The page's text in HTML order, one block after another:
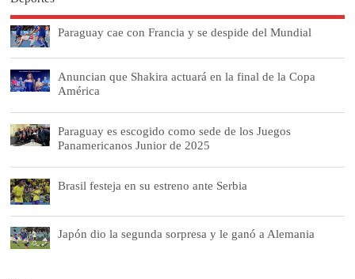
Paraguay cae con Francia y se despide del Mundial
Anuncian que Shakira actuará en la final de la Copa
América
Paraguay es escogido como sede de los Juegos
Panamericanos Junior de 2025
Brasil festeja en su estreno ante Serbia
Japón dio la segunda sorpresa y le ganó a Alemania